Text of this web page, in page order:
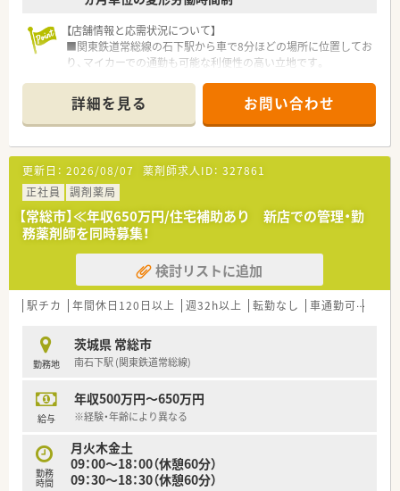
がん診療連携拠点病院等との密な連携を行いつつ、より高度な薬
学管理や、
高い専門性が求められる特殊な調剤に対応できる専門医療機関
連携薬局も取得しています。
本社から業界動向などの情報が常に発信されており、患者様や医
療機関と信頼関係を築きやすい体制があるのも認定薬局が増え
ている理由の1つです。
★安心して働ける環境と福利厚生制度
年間休日が「126日相当時間」と業界トップクラスのさくら薬局
では産休・育休の希望取得率も100％！長く働き続けるための環
境づくりを考え、ライフステージに応じた福利厚生をご用意して
います。
また、患者さまへの想いをカタチにする「リトルチャレンジ制
度」では「現場主義」を念頭に、
地域・店舗ごとに異なる患者さまのニーズやスタッフの思いを実
現する取り組みも行っています。
入社後もひとりひとりの薬剤師像に近しい多彩なキャリアステ
こうした働きやすい環境づくりに力を入れている『さくら薬局グ
ループ』でご活躍されてみませんか？
【店舗情報と応需状況について】
■関東鉄道常総線の石下駅から車で8分ほどの場所に位置してお
り、マイカーでの通勤も可能な利便性の高い立地です。
平均30枚から35枚と比較的落ち着いた環境です。
■現在は薬剤師1名と事務員1名の体制で運営されていますが、
さらなるサービス向上のために急募で増員を行います。
【募集背景と求める人物像について】
■欠員補充および店舗の体制強化を目的とした募集であり、すぐ
にでも勤務を開始できる方を優先して採用する方針です。
■管理薬剤師を目指したい方や、将来的に経営に携わりたいとい
う強い成長意欲をお持ちの方を幅広く募集しています。
■年齢や経験の有無は問いませんので、周囲とフラットに意見交
換を行いながら協力して働ける方を求めています。
【求人情報について】
■年間休日は123日と業界内でも非常に多く、火曜日と日祝日が
■転勤の有無を自分で選択することが可能であり、一つの地域に
根ざして働きたい方には店舗固定の勤務も可能です。
■住宅手当や借上げ社宅制度などの福利厚生が充実しており、遠
詳細を見る お問い合わせ
更新日： 2026/08/07 薬剤師求人ID： 327861
正社員
調剤薬局
【常総市】≪年収650万円/住宅補助あり 新店での管理・勤
務薬剤師を同時募集！
検討リストに追加
駅チカ 年間休日120日以上 週32h以上 転勤なし 車通勤可
勤務地
茨城県 常総市
南石下駅 (関東鉄道常総線)
給与
年収500万円～650万円
※経験・年齢により異なる
勤務
時間
月火木金土
09：00～18：00（休憩60分）
09：30～18：30（休憩60分）